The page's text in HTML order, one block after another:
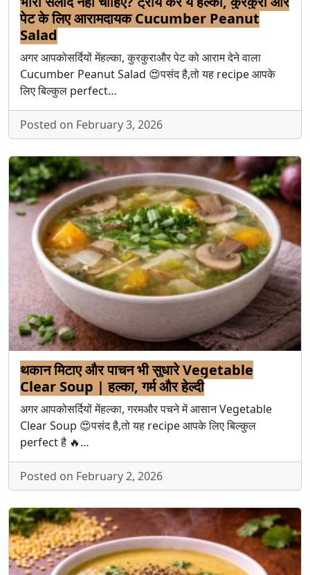
पेट के लिए आरामदायक Cucumber Peanut
Salad
अगर आपकोसर्दियों मेंहल्का, कुरकुराऔर पेट को आराम देने वाला
Cucumber Peanut Salad 😍पसंद है,तो यह recipe आपके
लिए बिल्कुल perfect…
Posted on February 3, 2026
थकान मिटाए और पाचन भी सुधारे Vegetable
Clear Soup | हल्का, गर्म और हेल्दी
अगर आपकोसर्दियों मेंहल्का, गरमऔर पचने में आसान Vegetable
Clear Soup 😍पसंद है,तो यह recipe आपके लिए बिल्कुल
perfect है 🔥…
Posted on February 2, 2026